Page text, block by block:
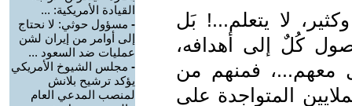
لا يتعلم...! بَل
كُلٌ إلى أهدافه،
معهم...، فمنهم من
المتواجدة على
القيادة الأمريكية: ...
- مسؤول حوثي: لا نحتاج
إلى أوامر من إيران لشن
عمليات ضد السعود ...
- مجلس الشيوخ الأمريكي
يؤكد ترشيح بلانش
لمنصب المدعي العام